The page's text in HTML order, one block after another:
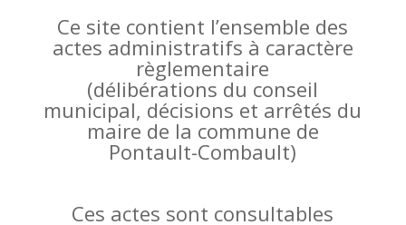
Ce site contient l’ensemble des
actes administratifs à caractère
règlementaire
(délibérations du conseil
municipal, décisions et arrêtés du
maire de la commune de
Pontault-Combault)
Ces actes sont consultables